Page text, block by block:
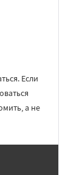
Если
а не